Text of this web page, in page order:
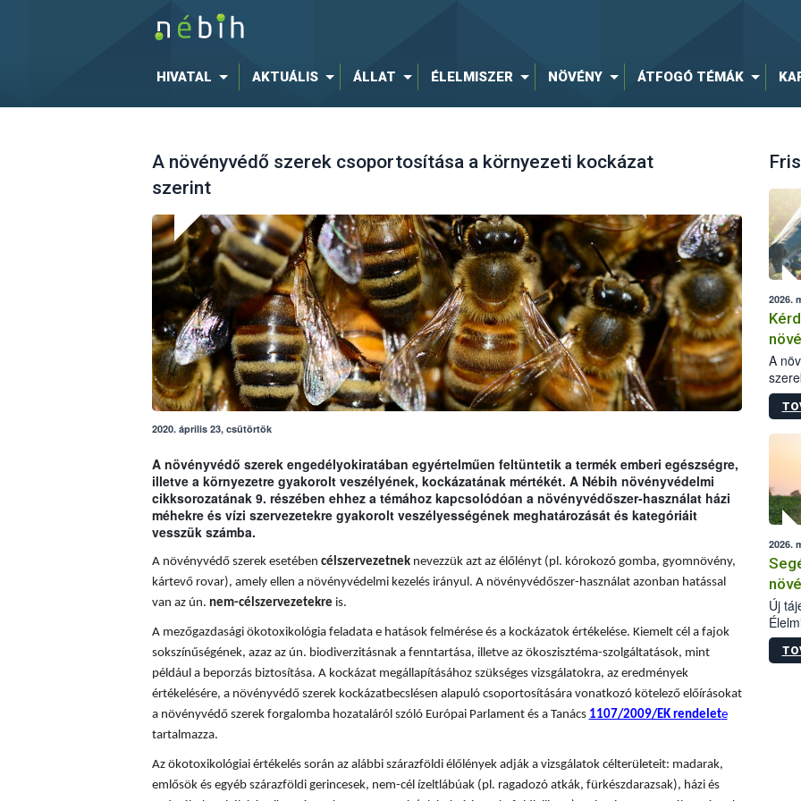
HIVATAL AKTUÁLIS ÁLLAT ÉLELMISZER NÖVÉNY ÁTFOGÓ TÉMÁK
A növényvédő szerek csoportosítása a környezeti kockázat
szerint
2020. április 23, csütörtök
A növényvédő szerek engedélyokiratában egyértelműen feltüntetik a termék emberi egészségre,
illetve a környezetre gyakorolt veszélyének, kockázatának mértékét. A Nébih növényvédelmi
cikksorozatának 9. részében ehhez a témához kapcsolódóan a növényvédőszer-használat házi
méhekre és vízi szervezetekre gyakorolt veszélyességének meghatározását és kategóriáit
vesszük számba.
A növényvédő szerek esetében célszervezetneknevezzük azt az élőlényt (pl. kórokozó gomba, gyomnövény,
kártevő rovar), amely ellen a növényvédelmi kezelés irányul. A növényvédőszer-használat azonban hatással
van az ún. nem-célszervezetekre is.
A mezőgazdasági ökotoxikológia feladata e hatások felmérése és a kockázatok értékelése. Kiemelt cél a fajok
sokszínűségének, azaz az ún. biodiverzitásnak a fenntartása, illetve az ökoszisztéma-szolgáltatások, mint
például a beporzás biztosítása. A kockázat megállapításához szükséges vizsgálatokra, az eredmények
értékelésére, a növényvédő szerek kockázatbecslésen alapuló csoportosítására vonatkozó kötelező előírásokat
a növényvédő szerek forgalomba hozataláról szóló Európai Parlament és a Tanács 1107/2009/EK rendelete
tartalmazza.
Az ökotoxikológiai értékelés során az alábbi szárazföldi élőlények adják a vizsgálatok célterületeit: madarak,
emlősök és egyéb szárazföldi gerincesek, nem-cél ízeltlábúak (pl. ragadozó atkák, fürkészdarazsak), házi és
2026.
A
kis
2026.
Új